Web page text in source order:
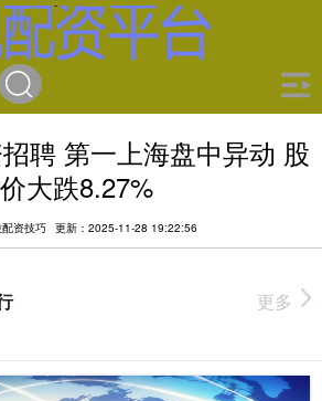
聘 第一上海盘中异动 股
价大跌8.27%
资技巧 更新：2025-11-28 19:22:56
更多